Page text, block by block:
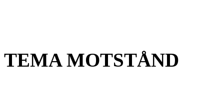
TEMA MOTSTÅND